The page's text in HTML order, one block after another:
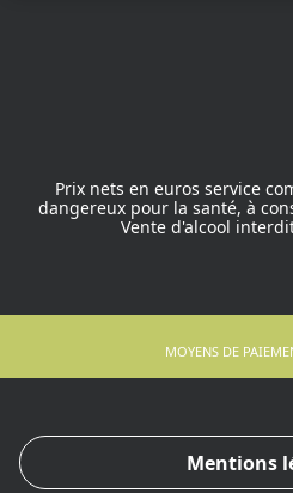
Prix nets en euros service
dangereux pour la santé, à
Vente d'alcool
MOYENS DE
Mentions